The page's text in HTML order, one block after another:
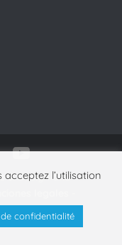
& Design and
2025
l’utilisation
confidentialité